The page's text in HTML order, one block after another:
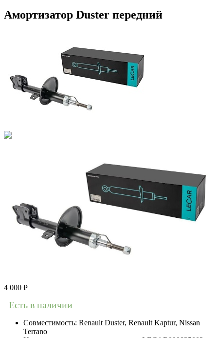
Амортизатор Duster передний
4 000 Р
Есть в наличии
Совместимость: Renault Duster, Renault Kaptur, Nissan
Terrano